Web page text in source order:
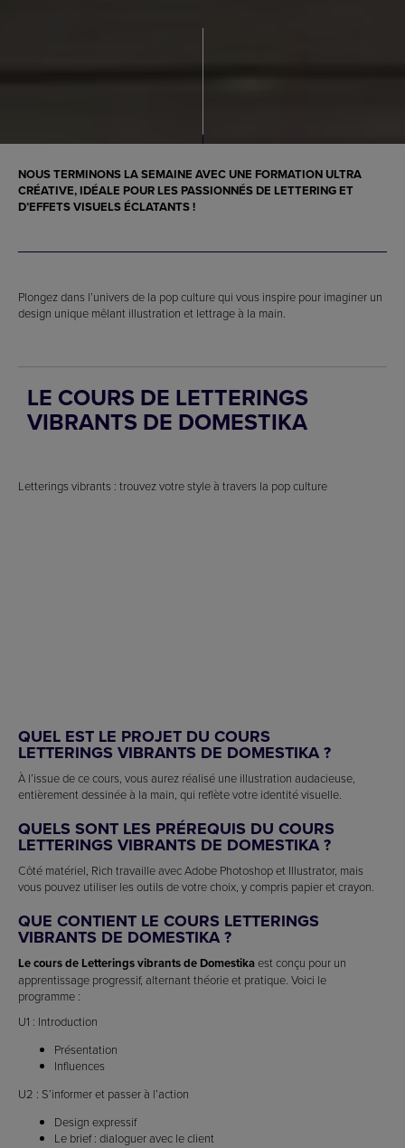
NOUS TERMINONS LA SEMAINE AVEC UNE FORMATION ULTRA
CRÉATIVE, IDÉALE POUR LES PASSIONNÉS DE LETTERING ET
D’EFFETS VISUELS ÉCLATANTS !
Plongez dans l’univers de la pop culture qui vous inspire pour imaginer un
design unique mêlant illustration et lettrage à la main.
LE COURS DE LETTERINGS
VIBRANTS DE DOMESTIKA
Letterings vibrants : trouvez votre style à travers la pop culture
QUEL EST LE PROJET DU COURS
LETTERINGS VIBRANTS DE DOMESTIKA ?
À l’issue de ce cours, vous aurez réalisé une illustration audacieuse,
entièrement dessinée à la main, qui reflète votre identité visuelle.
QUELS SONT LES PRÉREQUIS DU COURS
LETTERINGS VIBRANTS DE DOMESTIKA ?
Côté matériel, Rich travaille avec Adobe Photoshop et Illustrator, mais
vous pouvez utiliser les outils de votre choix, y compris papier et crayon.
QUE CONTIENT LE COURS LETTERINGS
VIBRANTS DE DOMESTIKA ?
Le cours de Letterings vibrants de Domestikaest conçu pour un
apprentissage progressif, alternant théorie et pratique. Voici le
programme :
U1 : Introduction
Présentation
Influences
U2 : S’informer et passer à l’action
Design expressif
Le brief : dialoguer avec le client